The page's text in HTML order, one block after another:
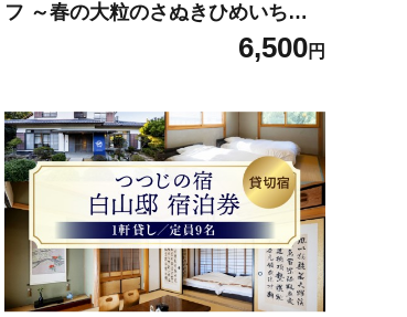
フ ～春の大粒のさぬきひめいちご
～ 約425g | スイーツ いちご イチゴ
ストロベリー さぬきひめ さぬき姫
ザート 青果物 おすすめ |_mk137-0
08
6,500円